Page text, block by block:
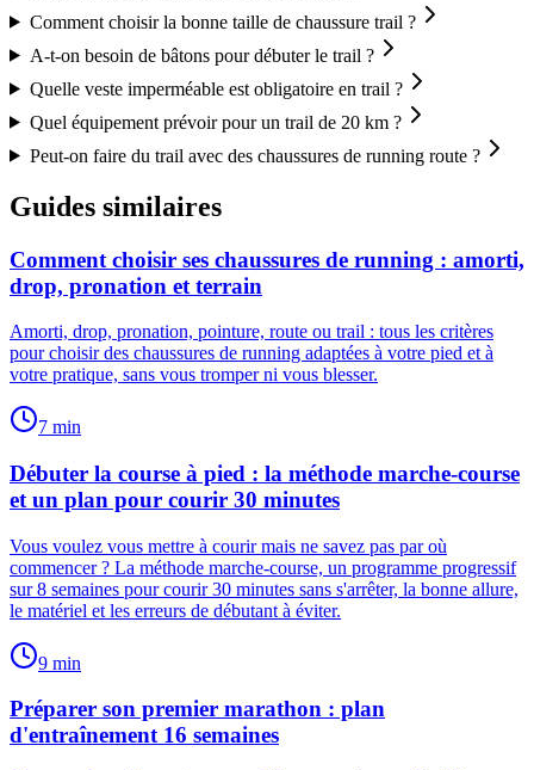
Comment choisir la bonne taille de chaussure trail ?
A-t-on besoin de bâtons pour débuter le trail ?
Quelle veste imperméable est obligatoire en trail ?
Quel équipement prévoir pour un trail de 20 km ?
Peut-on faire du trail avec des chaussures de running route ?
Guides similaires
Comment choisir ses chaussures de running : amorti,
drop, pronation et terrain
Amorti, drop, pronation, pointure, route ou trail : tous les critères
pour choisir des chaussures de running adaptées à votre pied et à
votre pratique, sans vous tromper ni vous blesser.
7 min
Débuter la course à pied : la méthode marche-course
et un plan pour courir 30 minutes
Vous voulez vous mettre à courir mais ne savez pas par où
commencer ? La méthode marche-course, un programme progressif
sur 8 semaines pour courir 30 minutes sans s'arrêter, la bonne allure,
le matériel et les erreurs de débutant à éviter.
9 min
Préparer son premier marathon : plan
d'entraînement 16 semaines